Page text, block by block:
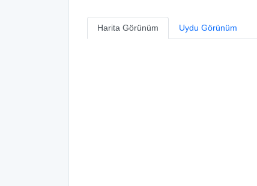
Harita Görünüm Uydu Görünüm